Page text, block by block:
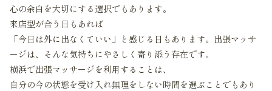
心の余白を大切にする選択でもあります。
来店型が合う日もあれば
「今日は外に出なくていい」と感じる日もあります。出張マッサ
ージは、そんな気持ちにやさしく寄り添う存在です。
横浜で出張マッサージを利用することは、
自分の今の状態を受け入れ無理をしない時間を選ぶことでもあり